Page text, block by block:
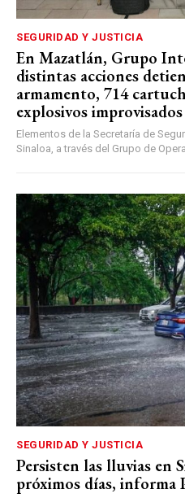
SEGURIDAD Y JUSTICIA
En Mazatlán, Grupo
distintas acciones
armamento, 714
explosivos
Elementos de la Secretaría de
Sinaloa, a través del Grupo de
SEGURIDAD Y JUSTICIA
Persisten las lluvias en
próximos días, informa